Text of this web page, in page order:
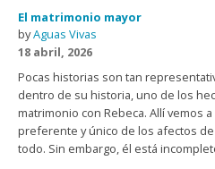
El matrimonio mayor
byAguas Vivas
18 abril, 2026
Pocas historias son tan
dentro de su historia, uno de los
matrimonio con Rebeca. Allí vemos
preferente y único de los afectos
todo. Sin embargo, él está